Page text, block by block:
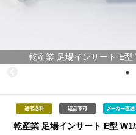
乾産業 足場インサート E
乾産業 足場インサート E型